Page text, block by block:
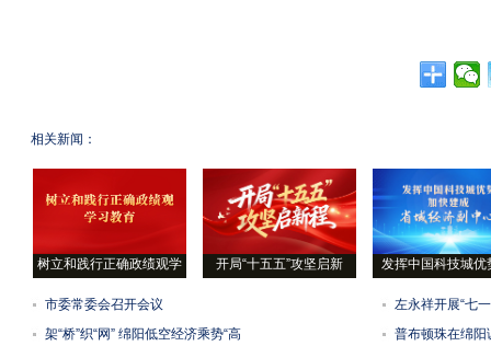
相关新闻：
树立和践行正确政绩观学 开局“十五五”攻坚启新 发挥中国科技城优
市委常委会召开会议
左永祥开展“七
架“桥”织“网” 绵阳低空经济乘势“高
普布顿珠在绵阳